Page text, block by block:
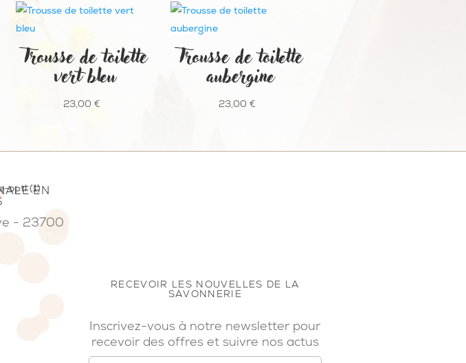
Trousse de toilette
vert bleu
23,00 €
Trousse de toilette
aubergine
23,00 €
EN
- 23700
RECEVOIR LES NOUVELLES DE LA
SAVONNERIE
Inscrivez-vous à notre newsletter pour
recevoir des offres et suivre nos actus